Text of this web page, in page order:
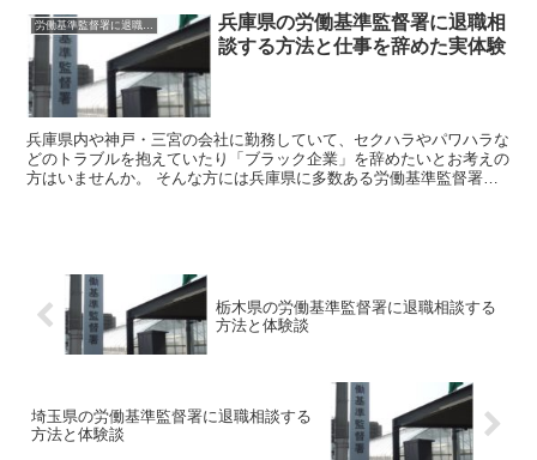
労働基準監督署に退職相談
兵庫県の労働基準監督署に退職相
談する方法と仕事を辞めた実体験
兵庫県内や神戸・三宮の会社に勤務していて、セクハラやパワハラな
どのトラブルを抱えていたり「ブラック企業」を辞めたいとお考えの
方はいませんか。 そんな方には兵庫県に多数ある労働基準監督署に
栃木県の労働基準監督署に退職相談する
方法と体験談
埼玉県の労働基準監督署に退職相談する
方法と体験談